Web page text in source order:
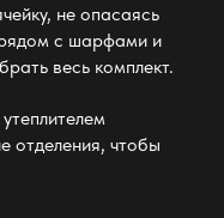
не опасаясь
с шарфами и
весь комплект.
отделения, чтобы